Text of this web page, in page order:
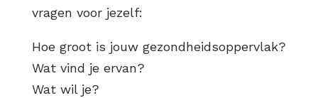
vragen voor jezelf:
Hoe groot is jouw gezondheidsoppervlak?
Wat vind je ervan?
Wat wil je?